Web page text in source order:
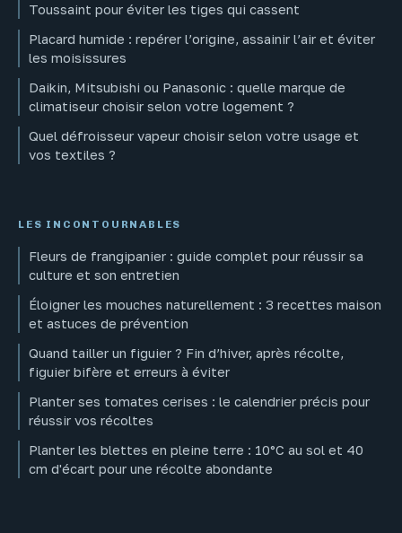
Toussaint pour éviter les tiges qui cassent
Placard humide : repérer l’origine, assainir l’air et éviter
les moisissures
Daikin, Mitsubishi ou Panasonic : quelle marque de
climatiseur choisir selon votre logement ?
Quel défroisseur vapeur choisir selon votre usage et
vos textiles ?
LES INCONTOURNABLES
Fleurs de frangipanier : guide complet pour réussir sa
culture et son entretien
Éloigner les mouches naturellement : 3 recettes maison
et astuces de prévention
Quand tailler un figuier ? Fin d’hiver, après récolte,
figuier bifère et erreurs à éviter
Planter ses tomates cerises : le calendrier précis pour
réussir vos récoltes
Planter les blettes en pleine terre : 10°C au sol et 40
cm d'écart pour une récolte abondante